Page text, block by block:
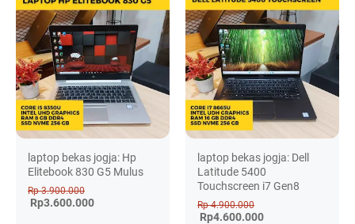
laptop bekas jogja: Hp
Elitebook 830 G5 Mulus
Rp 3.900.000
Rp3.600.000
laptop bekas jogja: Dell
Latitude 5400
Touchscreen i7 Gen8
Rp 4.900.000
Rp4.600.000